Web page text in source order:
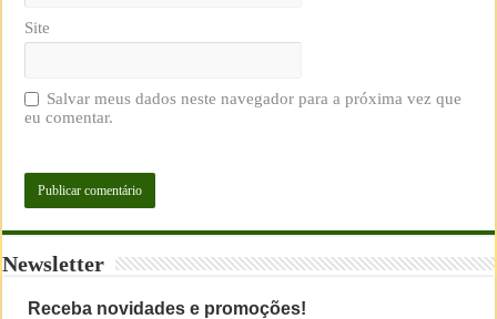
Site
Salvar meus dados neste navegador para a próxima vez que
eu comentar.
Newsletter
Receba novidades e promoções!